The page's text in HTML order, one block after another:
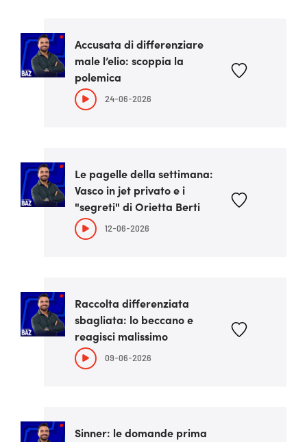
Accusata di differenziare
male l’elio: scoppia la
polemica
24-06-2026
Le pagelle della settimana:
Vasco in jet privato e i
"segreti" di Orietta Berti
12-06-2026
Raccolta differenziata
sbagliata: lo beccano e
reagisci malissimo
09-06-2026
Sinner: le domande prima